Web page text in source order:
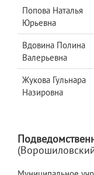
Попова Наталья
Юрьевна
Вдовина Полина
Валерьевна
Жукова Гульнара
Назировна